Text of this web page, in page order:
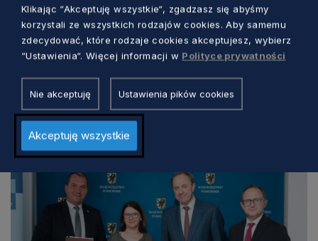
otoczenia społeczno-kulturowego.
Zobacz również
Klikając “Akceptuję wszystkie“, zgadzasz się abyśmy
korzystali ze wszystkich rodzajów cookies. Aby samemu
zdecydować, które rodzaje cookies akceptujesz, wybierz
“Ustawienia“. Więcej informacji w Polityce prywatności
Nie akceptuję Ustawienia pików cookies
Akceptuję wszystkie